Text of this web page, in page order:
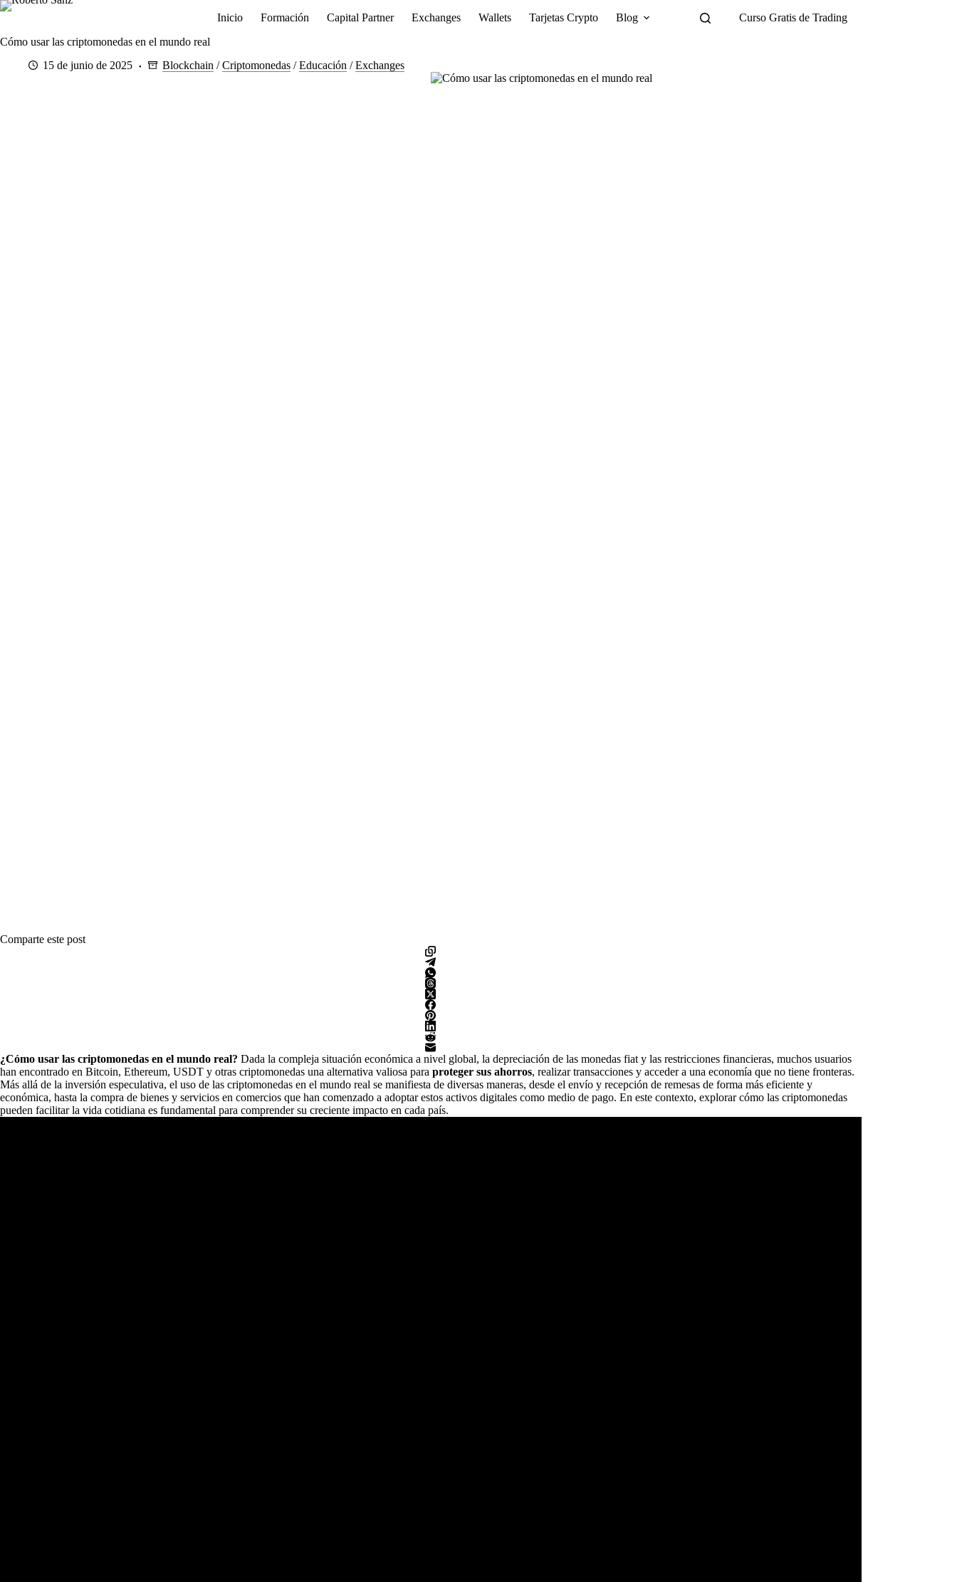
Saltar
Inicio Formación Capital Partner Exchanges Wallets Tarjetas Crypto Blog
Curso Gratis de Trading
Cómo usar las criptomonedas en el mundo real
15 de junio de 2025
Blockchain /Criptomonedas /Educación /Exchanges
Comparte este post
¿Cómo usar las criptomonedas en el mundo real? Dada la compleja situación económica a nivel global, la depreciación de las monedas fiat y las restricciones financieras, muchos usuarios
han encontrado en Bitcoin, Ethereum, USDT y otras criptomonedas una alternativa valiosa para proteger sus ahorros, realizar transacciones y acceder a una economía que no tiene fronteras.
Más allá de la inversión especulativa, el uso de las criptomonedas en el mundo real se manifiesta de diversas maneras, desde el envío y recepción de remesas de forma más eficiente y
económica, hasta la compra de bienes y servicios en comercios que han comenzado a adoptar estos activos digitales como medio de pago. En este contexto, explorar cómo las criptomonedas
pueden facilitar la vida cotidiana es fundamental para comprender su creciente impacto en cada país.